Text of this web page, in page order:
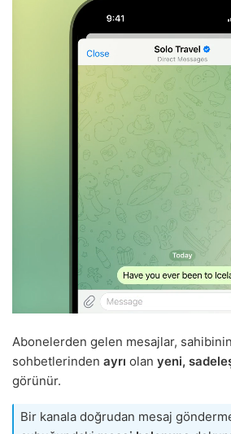
Abonelerden gelen mesajlar,
sohbetlerinden ayrı olan yeni,
görünür.
Bir kanala doğrudan mesaj